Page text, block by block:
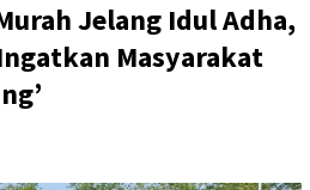
Jelang Idul Adha,
Masyarakat